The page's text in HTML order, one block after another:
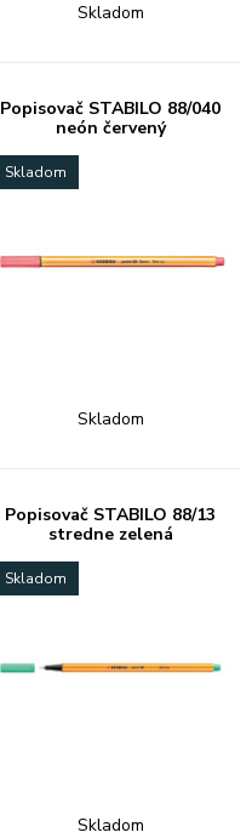
Skladom
Popisovač STABILO 88/040
neón červený
Skladom
Skladom
Popisovač STABILO 88/13
stredne zelená
Skladom
Skladom